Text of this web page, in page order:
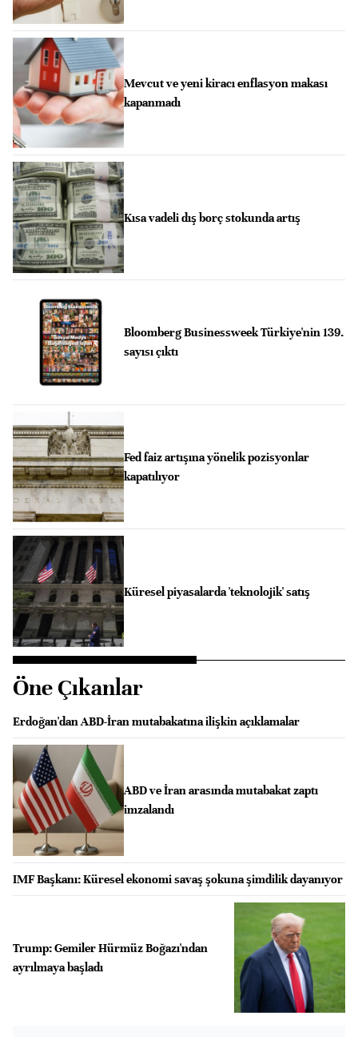
Mevcut ve yeni kiracı enflasyon makası
kapanmadı
Kısa vadeli dış borç stokunda artış
Bloomberg Businessweek Türkiye'nin 139.
sayısı çıktı
Fed faiz artışına yönelik pozisyonlar
kapatılıyor
Küresel piyasalarda 'teknolojik' satış
Öne Çıkanlar
Erdoğan'dan ABD-İran mutabakatına ilişkin açıklamalar
ABD ve İran arasında mutabakat zaptı
imzalandı
IMF Başkanı: Küresel ekonomi savaş şokuna şimdilik dayanıyor
Trump: Gemiler Hürmüz Boğazı'ndan
ayrılmaya başladı